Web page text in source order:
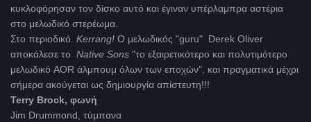
κυκλοφόρησαν τον δίσκο αυτό και έγιναν υπέρλαμπρα αστέρια
στο μελωδικό στερέωμα.
Στο περιοδικό Kerrang! Ο μελωδικός "guru" Derek Oliver
αποκάλεσε το Native Sons "το εξαιρετικότερο και πολυτιμότερο
μελωδικό AOR άλμπουμ όλων των εποχών", και πραγματικά μέχρι
σήμερα ακούγεται ως δημιουργία απίστευτη!!!
Terry Brock, φωνή
Jim Drummond, τύμπανα